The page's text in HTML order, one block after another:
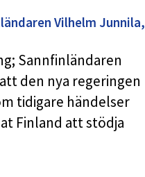
Vilhelm Junnila,
Sannfinländaren
den nya regeringen
tidigare händelser
Finland att stödja